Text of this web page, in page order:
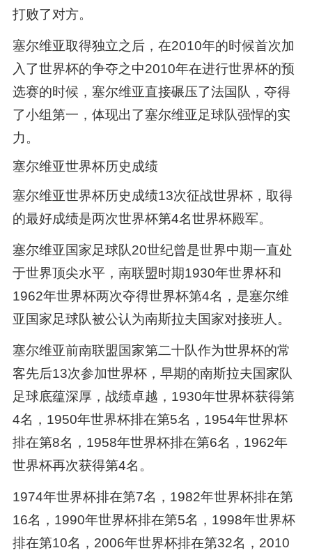
打败了对方。
塞尔维亚取得独立之后，在2010年的时候首次加
入了世界杯的争夺之中2010年在进行世界杯的预
选赛的时候，塞尔维亚直接碾压了法国队，夺得
了小组第一，体现出了塞尔维亚足球队强悍的实
力。
塞尔维亚世界杯历史成绩
塞尔维亚世界杯历史成绩13次征战世界杯，取得
的最好成绩是两次世界杯第4名世界杯殿军。
塞尔维亚国家足球队20世纪曾是世界中期一直处
于世界顶尖水平，南联盟时期1930年世界杯和
1962年世界杯两次夺得世界杯第4名，是塞尔维
亚国家足球队被公认为南斯拉夫国家对接班人。
塞尔维亚前南联盟国家第二十队作为世界杯的常
客先后13次参加世界杯，早期的南斯拉夫国家队
足球底蕴深厚，战绩卓越，1930年世界杯获得第
4名，1950年世界杯排在第5名，1954年世界杯
排在第8名，1958年世界杯排在第6名，1962年
世界杯再次获得第4名。
1974年世界杯排在第7名，1982年世界杯排在第
16名，1990年世界杯排在第5名，1998年世界杯
排在第10名，2006年世界杯排在第32名，2010